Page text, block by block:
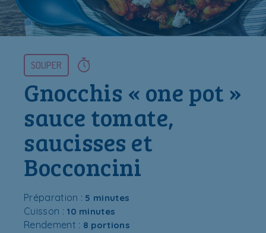
SOUPER
Gnocchis « one pot »
sauce tomate,
saucisses et
Bocconcini
Préparation : 5 minutes
Cuisson : 10 minutes
Rendement : 8 portions